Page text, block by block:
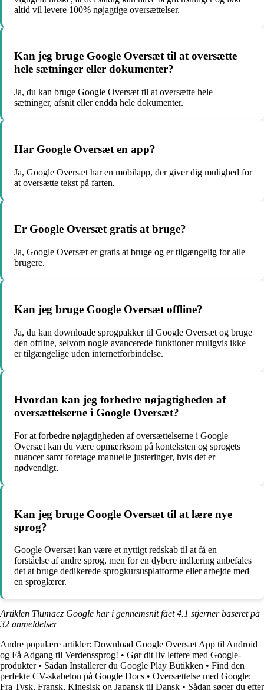
altid vil levere 100% nøjagtige oversættelser.
Kan jeg bruge Google Oversæt til at oversætte
hele sætninger eller dokumenter?
Ja, du kan bruge Google Oversæt til at oversætte hele
sætninger, afsnit eller endda hele dokumenter.
Har Google Oversæt en app?
Ja, Google Oversæt har en mobilapp, der giver dig mulighed for
at oversætte tekst på farten.
Er Google Oversæt gratis at bruge?
Ja, Google Oversæt er gratis at bruge og er tilgængelig for alle
brugere.
Kan jeg bruge Google Oversæt offline?
Ja, du kan downloade sprogpakker til Google Oversæt og bruge
den offline, selvom nogle avancerede funktioner muligvis ikke
er tilgængelige uden internetforbindelse.
Hvordan kan jeg forbedre nøjagtigheden af
oversættelserne i Google Oversæt?
For at forbedre nøjagtigheden af oversættelserne i Google
Oversæt kan du være opmærksom på konteksten og sprogets
nuancer samt foretage manuelle justeringer, hvis det er
nødvendigt.
Kan jeg bruge Google Oversæt til at lære nye
sprog?
Google Oversæt kan være et nyttigt redskab til at få en
forståelse af andre sprog, men for en dybere indlæring anbefales
det at bruge dedikerede sprogkursusplatforme eller arbejde med
en sproglærer.
Artiklen Tlumacz Google har i gennemsnit fået4.1 stjerner baseret på
32 anmeldelser
Andre populære artikler: Download Google Oversæt App til Android
og Få Adgang til Verdenssprog! • Gør dit liv lettere med Google-
produkter• Sådan Installerer du Google Play Butikken • Find den
perfekte CV-skabelon på Google Docs • Oversættelse med Google:
Fra Tysk, Fransk, Kinesisk og Japansk til Dansk • Sådan søger du efter